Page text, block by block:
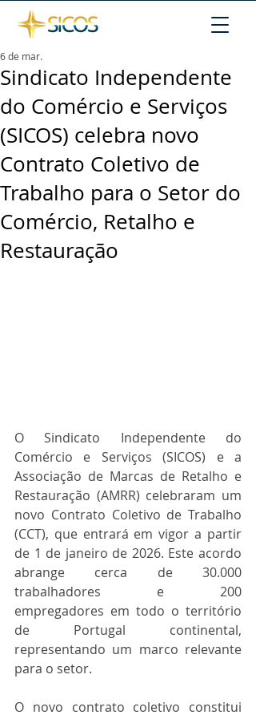
Sindicato Independente
do Comércio e Serviços
(SICOS) celebra novo
Contrato Coletivo de
Trabalho para o Setor do
Comércio, Retalho e
Restauração
6 de mar.
O Sindicato Independente do
Comércio e Serviços (SICOS) e a
Associação de Marcas de Retalho e
Restauração (AMRR) celebraram um
novo Contrato Coletivo de Trabalho
(CCT), que entrará em vigor a partir
de 1 de janeiro de 2026. Este acordo
abrange cerca de 30.000
trabalhadores e 200
empregadores em todo o território
de Portugal continental,
representando um marco relevante
para o setor.
O novo contrato coletivo constitui